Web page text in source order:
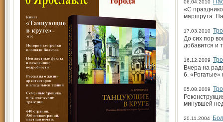
06.04.2010
«С
маршрута.
17.03.2010
До сих пор
добавится и
16.12.2009
Вчера на
6. «Рогатые»
05.08.2009
минувшей
20.11.2004